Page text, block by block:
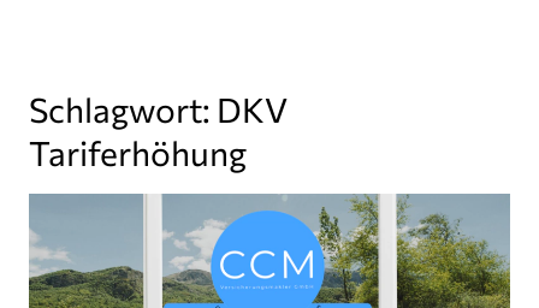
Schlagwort: DKV
Tariferhöhung